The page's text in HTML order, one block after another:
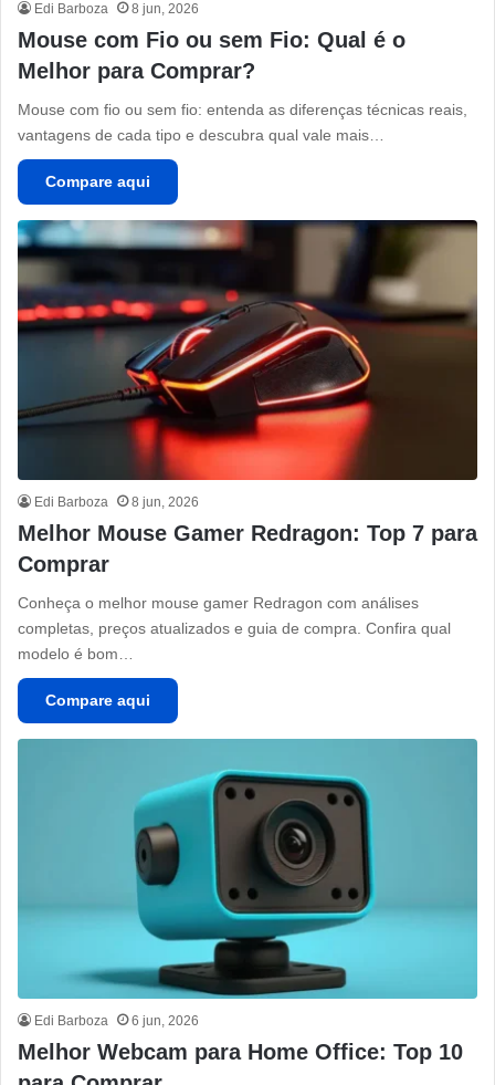
Edi Barboza 8 jun, 2026
Mouse com Fio ou sem Fio: Qual é o
Melhor para Comprar?
Mouse com fio ou sem fio: entenda as diferenças técnicas reais,
vantagens de cada tipo e descubra qual vale mais…
Compare aqui
Edi Barboza 8 jun, 2026
Melhor Mouse Gamer Redragon: Top 7 para
Comprar
Conheça o melhor mouse gamer Redragon com análises
completas, preços atualizados e guia de compra. Confira qual
modelo é bom…
Compare aqui
Edi Barboza 6 jun, 2026
Melhor Webcam para Home Office: Top 10